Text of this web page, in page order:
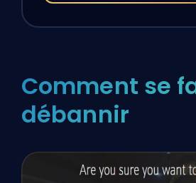
Comment se
débannir